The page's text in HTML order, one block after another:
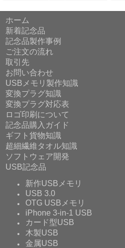
ホーム
新着記念品
記念品製作事例
ご注文の流れ
取引先
お問い合わせ
USBメモリ製作知識
変換プラグ知識
変換プラグ対応表
ロゴ印刷について
記念品購入ガイド
ギフト貨物知識
超細繊維タオル知識
ソフトウェア開発
USB記念品
新作USBメモリ
USB 3.0
OTG USBメモリ
iPhone 3-in-1 USB
カード型USB
木製USB
金属USB